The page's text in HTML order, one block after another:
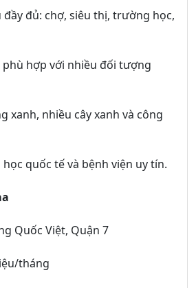
đầy đủ: chợ, siêu thị, trường học,
phù hợp với nhiều đối tượng
xanh, nhiều cây xanh và công
quốc tế và bệnh viện uy tín.
Quốc Việt, Quận 7
tháng